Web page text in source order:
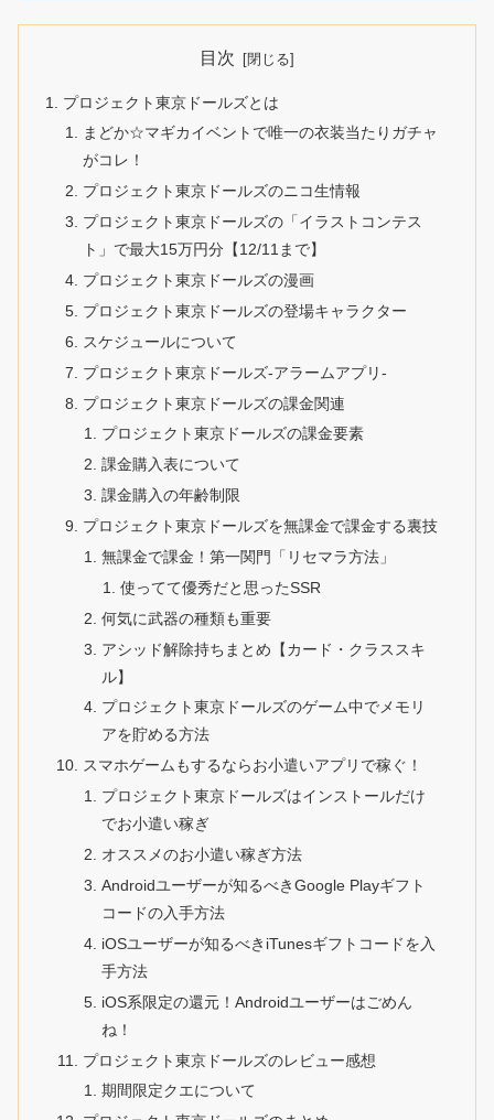
目次
プロジェクト東京ドールズとは
まどか☆マギカイベントで唯一の衣装当たりガチャ
がコレ！
プロジェクト東京ドールズのニコ生情報
プロジェクト東京ドールズの「イラストコンテス
ト」で最大15万円分【12/11まで】
プロジェクト東京ドールズの漫画
プロジェクト東京ドールズの登場キャラクター
スケジュールについて
プロジェクト東京ドールズ-アラームアプリ-
プロジェクト東京ドールズの課金関連
プロジェクト東京ドールズの課金要素
課金購入表について
課金購入の年齢制限
プロジェクト東京ドールズを無課金で課金する裏技
無課金で課金！第一関門「リセマラ方法」
使ってて優秀だと思ったSSR
何気に武器の種類も重要
アシッド解除持ちまとめ【カード・クラススキ
ル】
プロジェクト東京ドールズのゲーム中でメモリ
アを貯める方法
スマホゲームもするならお小遣いアプリで稼ぐ！
プロジェクト東京ドールズはインストールだけ
でお小遣い稼ぎ
オススメのお小遣い稼ぎ方法
Androidユーザーが知るべきGoogle Playギフト
コードの入手方法
iOSユーザーが知るべきiTunesギフトコードを入
手方法
iOS系限定の還元！Androidユーザーはごめん
ね！
プロジェクト東京ドールズのレビュー感想
期間限定クエについて